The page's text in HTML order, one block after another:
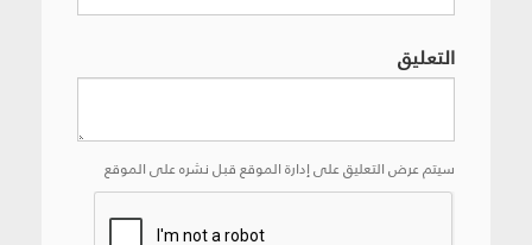
التعليق
سيتم عرض التعليق على إدارة الموقع قبل نشره على الموقع